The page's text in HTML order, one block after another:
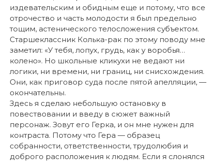
издевательским и обидным еще и потому, что все
отрочество и часть молодости я был предельно
тощим, астенического телосложения субъектом.
Старшеклассник Колька-рак по этому поводу мне
заметил: «У тебя, лопух, грудь, как у воробья…
колено». Но школьные кликухи не ведают ни
логики, ни времени, ни границ, ни снисхождения.
Они, как приговор суда после пятой апелляции, —
окончательны.
Здесь я сделаю небольшую остановку в
повествовании и введу в сюжет важный
персонаж. Зовут его Герка, и он мне нужен для
контраста. Потому что Гера — образец
собранности, ответственности, трудолюбия и
доброго расположения к людям. Если я слонялся